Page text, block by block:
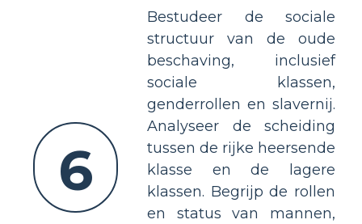
6
Bestudeer de sociale
structuur van de oude
beschaving, inclusief
sociale klassen,
genderrollen en slavernij.
Analyseer de scheiding
tussen de rijke heersende
klasse en de lagere
klassen. Begrijp de rollen
en status van mannen,